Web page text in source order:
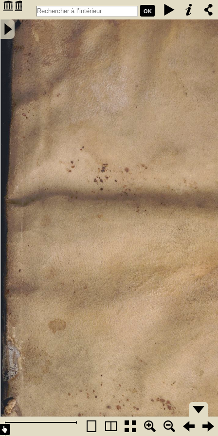
OK
Ordonnances du roy Charles IX. Faictes par sa Majeste en sa ville
de Molins, en l'assemblee des estats, l'an 1566. Adnotees par M.
Pardoux du Prat, licencié és droits. Avec deux indices, l'un des
rubriches l'autre des matieres. Ad formulam, Lego cum nupserit, &,
an pactio, dotem iisdem (quod aiunt) terminis quibus soluta fuit,
restitui valeat responsa duo:auctore eodem. - Charles IX (1550-1574
; roi de France). Auteur